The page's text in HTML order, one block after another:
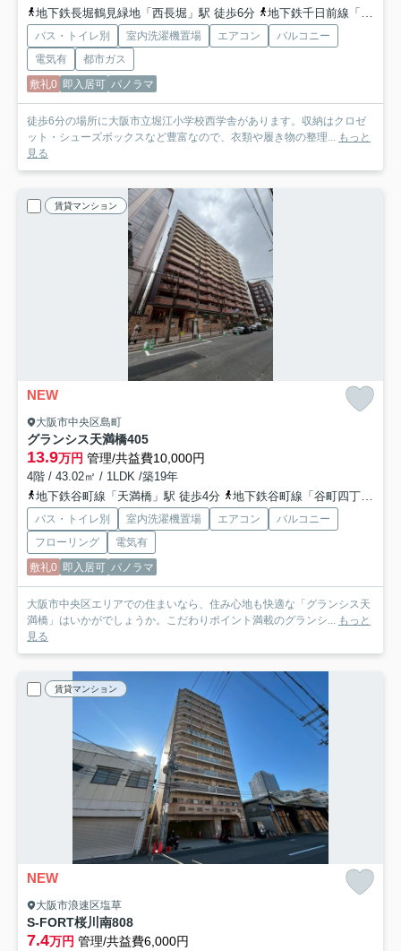
地下鉄長堀鶴見緑地「西長堀」駅 徒歩6分
地下鉄千日前線「阿波座」駅 徒歩9分
バス・トイレ別 室内洗濯機置場 エアコン
バルコニー
電気有
都市ガス
敷礼0 即入居可 パノラマ
徒歩6分の場所に大阪市立堀江小学校西学舎があります。収納はクロゼ
ット・シューズボックスなど豊富なので、衣類や履き物の整理... もっと
見る
賃貸マンション
NEW
大阪市中央区島町
グランシス天満橋405
13.9万円 管理/共益費10,000円
4階 / 43.02㎡ / 1LDK /築19年
地下鉄谷町線「天満橋」駅 徒歩4分
地下鉄谷町線「谷町四丁目」駅 徒歩11分
バス・トイレ別 室内洗濯機置場 エアコン
バルコニー
フローリング
電気有
敷礼0 即入居可 パノラマ
大阪市中央区エリアでの住まいなら、住み心地も快適な「グランシス天
満橋」はいかがでしょうか。こだわりポイント満載のグランシ... もっと
見る
賃貸マンション
NEW
大阪市浪速区塩草
S-FORT桜川南808
7.4万円 管理/共益費6,000円